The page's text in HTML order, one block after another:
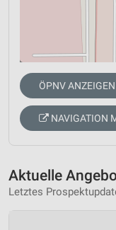
ÖPNV ANZEIGEN
NAVIGATION
Aktuelle
Letztes